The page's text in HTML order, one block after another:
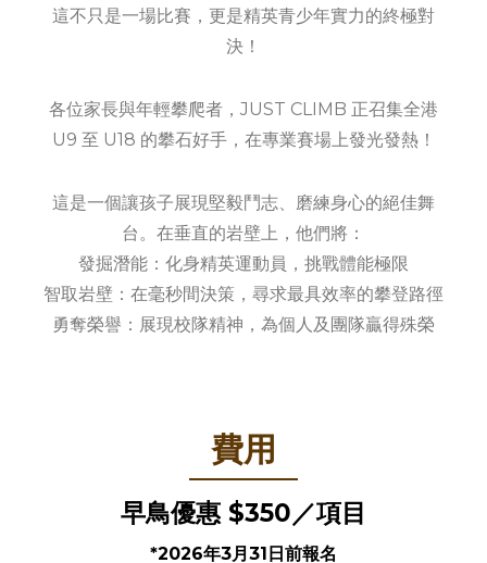
這不只是一場比賽，更是精英青少年實力的終極對
決！
各位家長與年輕攀爬者，JUST CLIMB 正召集全港
U9 至 U18 的攀石好手，在專業賽場上發光發熱！
這是一個讓孩子展現堅毅鬥志、磨練身心的絕佳舞
台。在垂直的岩壁上，他們將：
發掘潛能：化身精英運動員，挑戰體能極限
智取岩壁：在毫秒間決策，尋求最具效率的攀登路徑
勇奪榮譽：展現校隊精神，為個人及團隊贏得殊榮
費用
早鳥優惠 $350／項目
*2026年3月31日前報名